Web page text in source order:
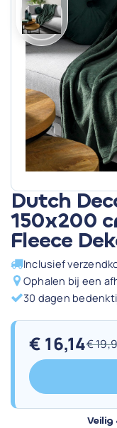
Dutch
150x200
Fleece
Inclusief
Ophalen bij een
30 dagen
€
prijs
was:
€ 19,99.
€ 16,14
Huidige
prijs
is:
€ 16,14.